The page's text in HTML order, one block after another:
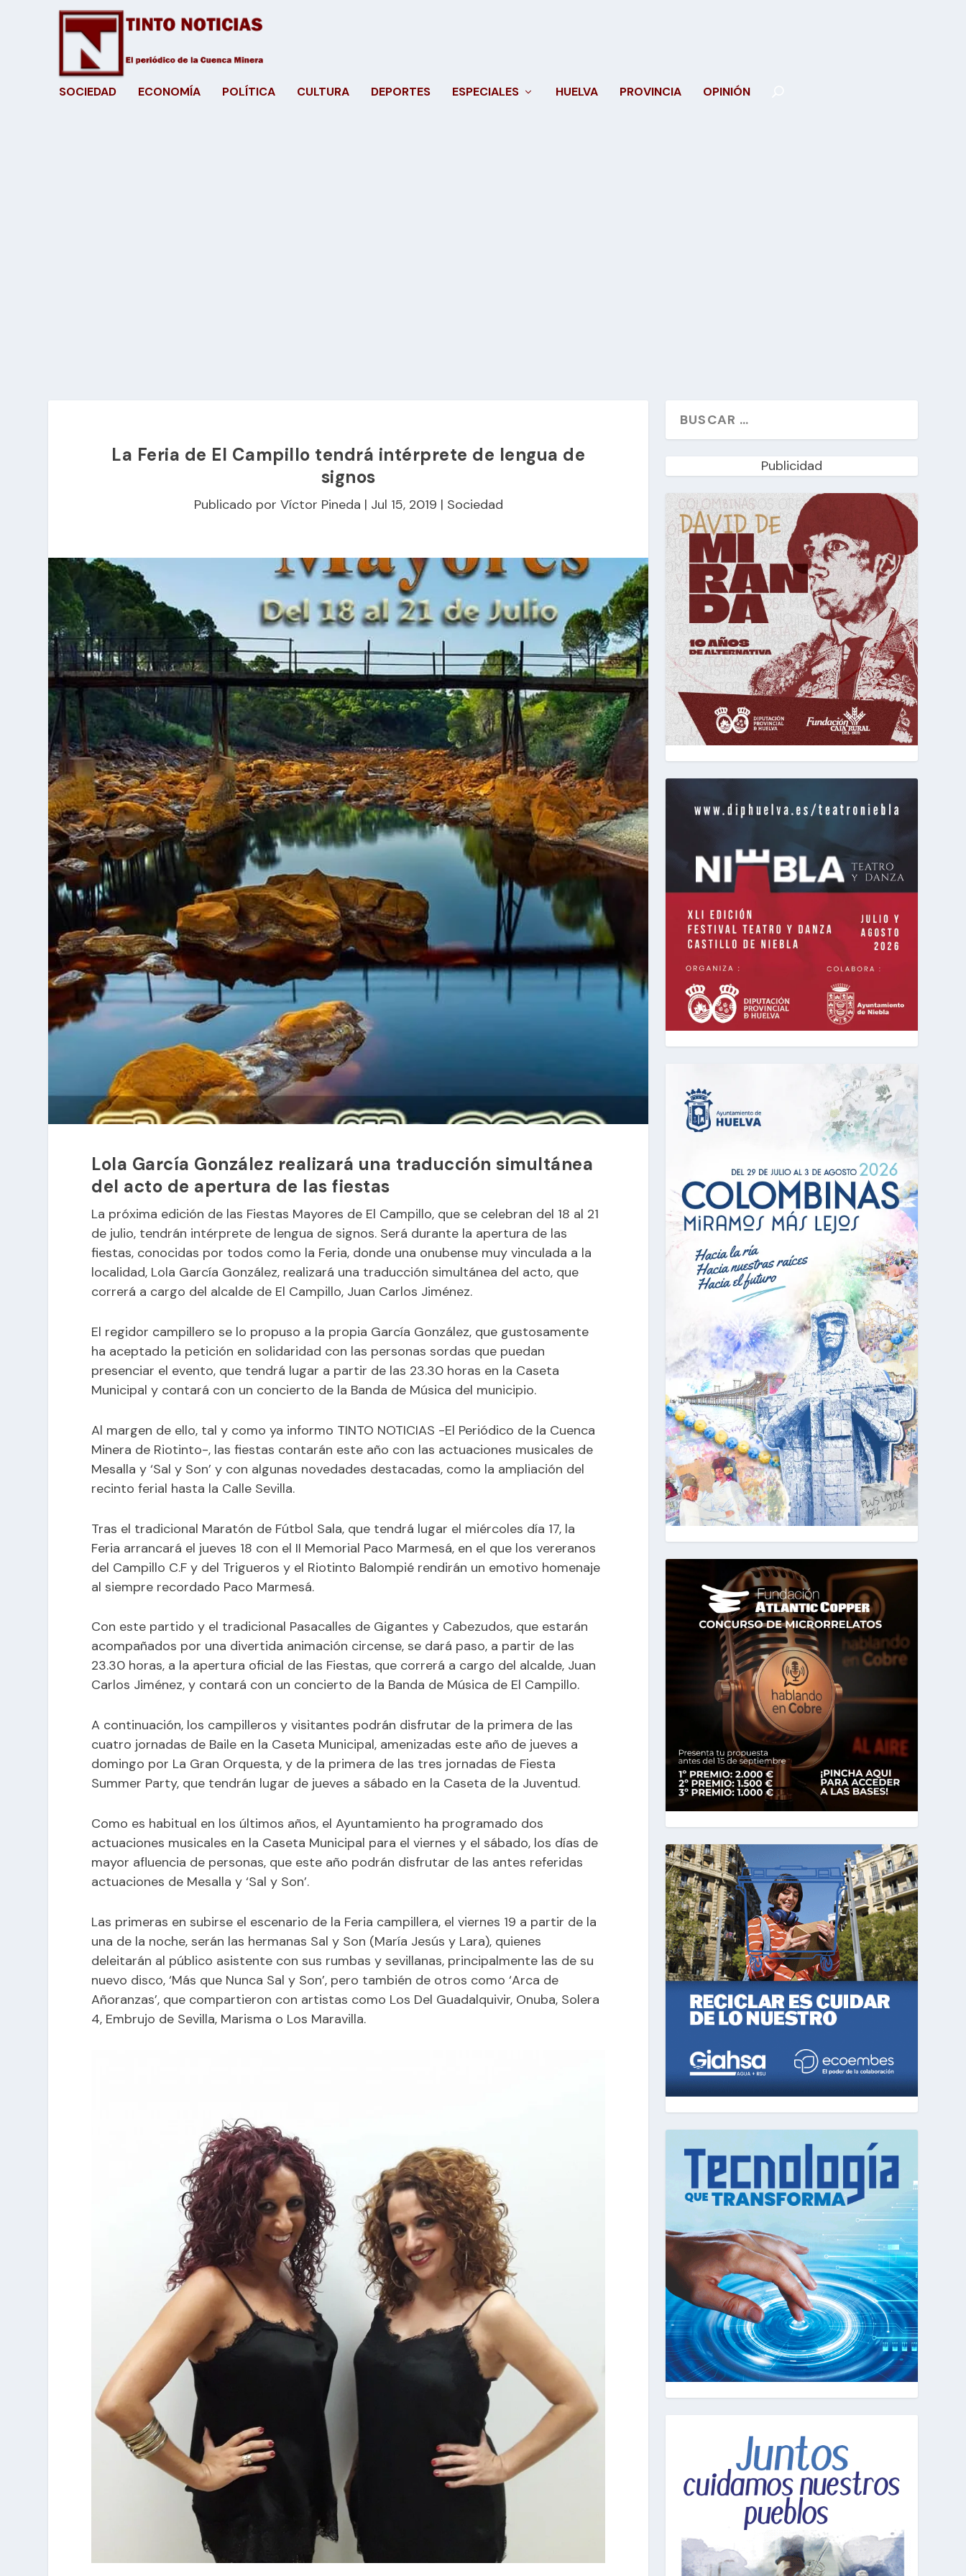
SOCIEDAD ECONOMÍA POLÍTICA CULTURA DEPORTES ESPECIALES HUELVA PROVINCIA OPINIÓN
La Feria de El Campillo tendrá intérprete de lengua de
signos
Publicado por Víctor Pineda | Jul 15, 2019 | Sociedad
Lola García González realizará una traducción simultánea
del acto de apertura de las fiestas
La próxima edición de las Fiestas Mayores de El Campillo, que se celebran del 18 al 21
de julio, tendrán intérprete de lengua de signos. Será durante la apertura de las
fiestas, conocidas por todos como la Feria, donde una onubense muy vinculada a la
localidad, Lola García González, realizará una traducción simultánea del acto, que
correrá a cargo del alcalde de El Campillo, Juan Carlos Jiménez.
El regidor campillero se lo propuso a la propia García González, que gustosamente
ha aceptado la petición en solidaridad con las personas sordas que puedan
presenciar el evento, que tendrá lugar a partir de las 23.30 horas en la Caseta
Municipal y contará con un concierto de la Banda de Música del municipio.
Al margen de ello, tal y como ya informo TINTO NOTICIAS -El Periódico de la Cuenca
Minera de Riotinto-, las fiestas contarán este año con las actuaciones musicales de
Mesalla y ‘Sal y Son’ y con algunas novedades destacadas, como la ampliación del
recinto ferial hasta la Calle Sevilla.
Tras el tradicional Maratón de Fútbol Sala, que tendrá lugar el miércoles día 17, la
Feria arrancará el jueves 18 con el II Memorial Paco Marmesá, en el que los vereranos
del Campillo C.F y del Trigueros y el Riotinto Balompié rendirán un emotivo homenaje
al siempre recordado Paco Marmesá.
Con este partido y el tradicional Pasacalles de Gigantes y Cabezudos, que estarán
acompañados por una divertida animación circense, se dará paso, a partir de las
23.30 horas, a la apertura oficial de las Fiestas, que correrá a cargo del alcalde, Juan
Carlos Jiménez, y contará con un concierto de la Banda de Música de El Campillo.
A continuación, los campilleros y visitantes podrán disfrutar de la primera de las
cuatro jornadas de Baile en la Caseta Municipal, amenizadas este año de jueves a
domingo por La Gran Orquesta, y de la primera de las tres jornadas de Fiesta
Summer Party, que tendrán lugar de jueves a sábado en la Caseta de la Juventud.
Como es habitual en los últimos años, el Ayuntamiento ha programado dos
actuaciones musicales en la Caseta Municipal para el viernes y el sábado, los días de
mayor afluencia de personas, que este año podrán disfrutar de las antes referidas
actuaciones de Mesalla y ‘Sal y Son’.
Las primeras en subirse el escenario de la Feria campillera, el viernes 19 a partir de la
una de la noche, serán las hermanas Sal y Son (María Jesús y Lara), quienes
deleitarán al público asistente con sus rumbas y sevillanas, principalmente las de su
nuevo disco, ‘Más que Nunca Sal y Son’, pero también de otros como ‘Arca de
Añoranzas’, que compartieron con artistas como Los Del Guadalquivir, Onuba, Solera
4, Embrujo de Sevilla, Marisma o Los Maravilla.
Publicidad